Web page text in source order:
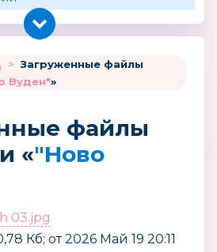
> Загруженные файлы
Вуден"»
файлы
«"Ново
03.jpg
Кб; от 2026 Май 19 20:11